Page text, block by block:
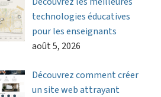
technologies éducatives
pour les enseignants
août 5, 2026
Découvrez comment créer
un site web attrayant